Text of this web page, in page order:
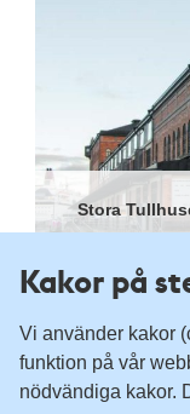
Stora
Om
Kakor på
Vi använder kakor
funktion på vår
nödvändiga kakor.